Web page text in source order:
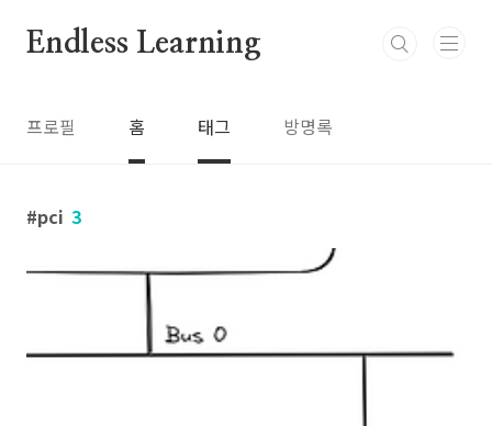
Endless Learning
프로필 홈 태그 방명록
pci 3